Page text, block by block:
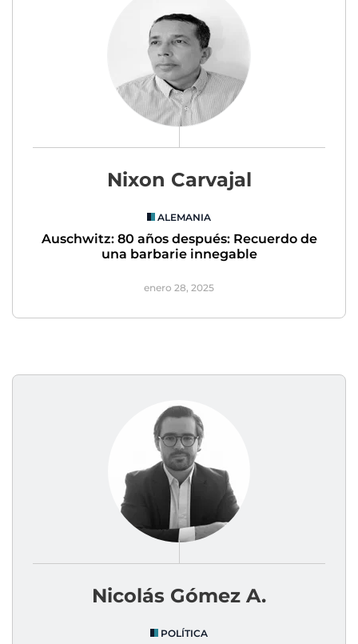
Nixon Carvajal
ALEMANIA
Auschwitz: 80 años después: Recuerdo de
una barbarie innegable
enero 28, 2025
Nicolás Gómez A.
POLÍTICA